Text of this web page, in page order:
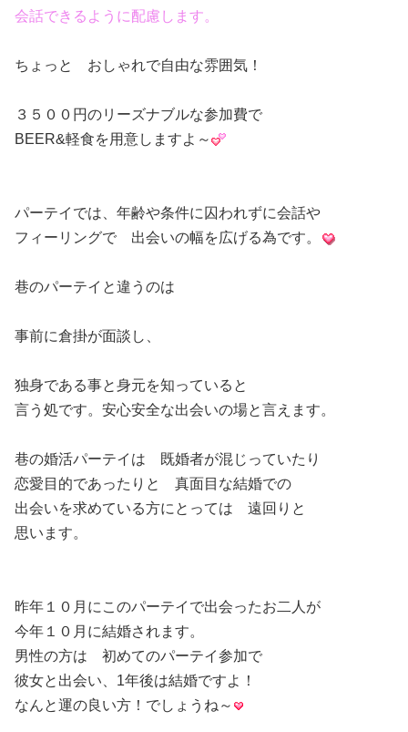
会話できるように配慮します。
ちょっと おしゃれで自由な雰囲気！
３５００円のリーズナブルな参加費で
BEER&軽食を用意しますよ～
パーテイでは、年齢や条件に囚われずに会話や
フィーリングで 出会いの幅を広げる為です。
巷のパーテイと違うのは
事前に倉掛が面談し、
独身である事と身元を知っていると
言う処です。安心安全な出会いの場と言えます。
巷の婚活パーテイは 既婚者が混じっていたり
恋愛目的であったりと 真面目な結婚での
出会いを求めている方にとっては 遠回りと
思います。
昨年１０月にこのパーテイで出会ったお二人が
今年１０月に結婚されます。
男性の方は 初めてのパーテイ参加で
彼女と出会い、1年後は結婚ですよ！
なんと運の良い方！でしょうね～